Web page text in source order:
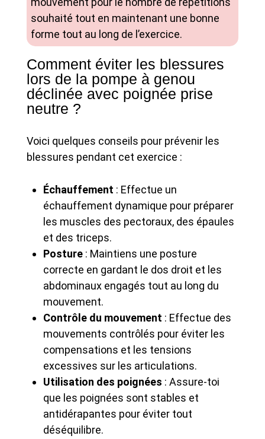
souhaité tout en maintenant une bonne
forme tout au long de l’exercice.
Comment éviter les blessures
lors de la pompe à genou
déclinée avec poignée prise
neutre ?
Voici quelques conseils pour prévenir les
blessures pendant cet exercice :
Échauffement : Effectue un
échauffement dynamique pour préparer
les muscles des pectoraux, des épaules
et des triceps.
Posture : Maintiens une posture
correcte en gardant le dos droit et les
abdominaux engagés tout au long du
mouvement.
Contrôle du mouvement : Effectue des
mouvements contrôlés pour éviter les
compensations et les tensions
excessives sur les articulations.
Utilisation des poignées : Assure-toi
que les poignées sont stables et
antidérapantes pour éviter tout
déséquilibre.